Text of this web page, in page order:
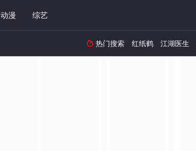
动漫 综艺
 热门搜索 红纸鹤 江湖医生